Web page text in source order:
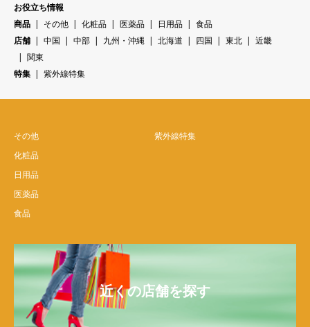
お役立ち情報
商品
その他 化粧品 医薬品 日用品
食品
店舗
中国 中部 九州・沖縄 北海道 四国 東北
近畿
関東
特集
紫外線特集
その他
化粧品
日用品
医薬品
食品
紫外線特集
近くの店舗を探す